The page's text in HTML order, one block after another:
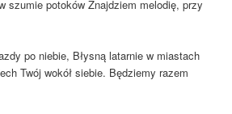
szu­mie poto­ków Znaj­dziem melo­dię, przy
po nie­bie, Bły­sną latar­nie w mia­stach
Twój wokół sie­bie. Będzie­my razem